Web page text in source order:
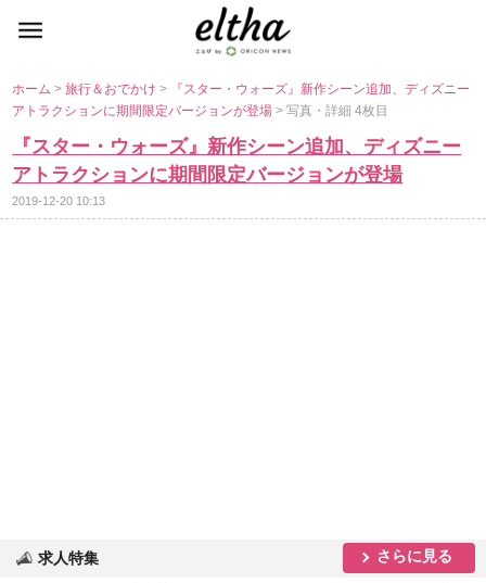
ホーム>旅行＆おでかけ>
『スター・ウォーズ』新作シーン追加、ディズニー
アトラクションに期間限定バージョンが登場> 写真・詳細 4枚目
『スター・ウォーズ』新作シーン追加、ディズニー
アトラクションに期間限定バージョンが登場
2019-12-20 10:13
求人特集 さらに見る